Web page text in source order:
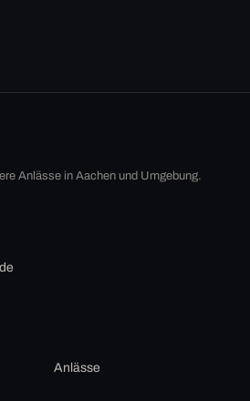
Anlässe in Aachen und Umgebung.
Anlässe